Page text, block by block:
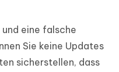
eine falsche
Sie keine Updates
sicherstellen, dass